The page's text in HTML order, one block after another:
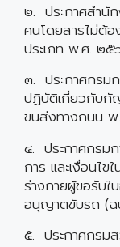
๒. ประกาศสำนัก
คนโดยสารไม่ต้อ
ประเภท พ.ศ. ๒
๓. ประกาศกรม
ปฏิบัติเกี่ยวกับกั
ขนส่งทางถนน
๔. ประกาศกรม
การ และเงื่อนไ
ร่างกายผู้ขอรับ
อนุญาตขับรถ (
๕. ประกาศกรม